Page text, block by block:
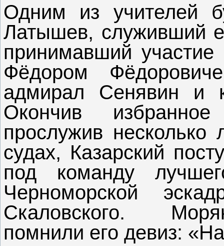
Одним из учителей
Латышев, служивший
принимавший
Фёдором
адмирал Сенявин и
Окончив
прослужив несколько
судах, Казарский
под команду
Черноморской
Скаловского.
помнили его девиз: